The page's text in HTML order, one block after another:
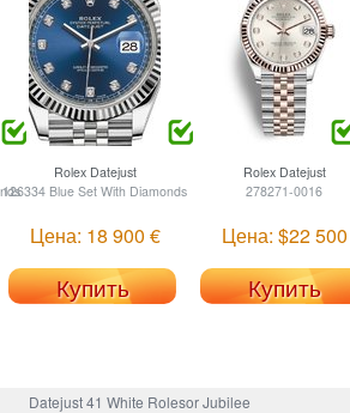
RolexDatejust
126334 Blue Set With Diamonds
Цена: 18 900 €
Купить
RolexDatejust
278271-0016
Цена: $22 500
Купить
Datejust 41 White Rolesor Jubilee